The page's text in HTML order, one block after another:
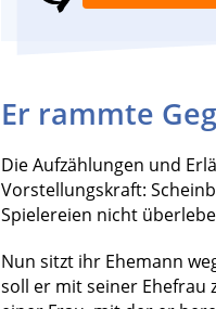
Er rammte
Die Aufzählungen und
Vorstellungskraft:
Spielereien nicht
Nun sitzt ihr Ehemann
soll er mit seiner Ehefrau